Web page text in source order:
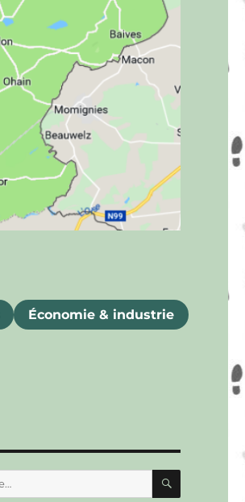
Économie & industrie